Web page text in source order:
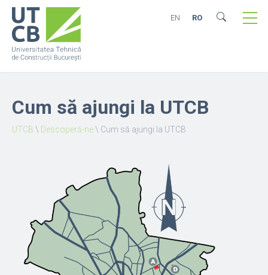
EN RO
Cum să ajungi la UTCB
UTCB \ Descoperă-ne\ Cum să ajungi la UTCB